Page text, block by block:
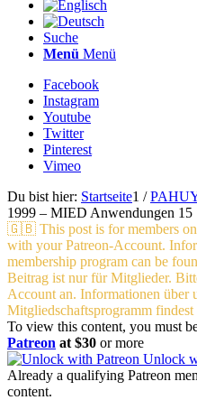
Suche
Menü Menü
Facebook
Instagram
Youtube
Twitter
Pinterest
Vimeo
Du bist hier: Startseite1 /
1999 – MIED Anwendungen 15
🇬🇧 This post is for members
with your Patreon-Account.
membership program can be
Beitrag ist nur für Mitglieder.
Account an. Informationen über
Mitgliedschaftsprogramm
To view this content, you must
Patreon at $30 or more
Unlock
Already a qualifying Patreon
content.